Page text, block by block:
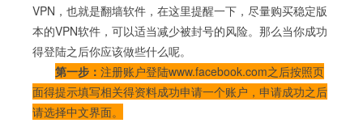
VPN，也就是翻墙软件，在这里提醒一下，尽量购买稳定版
本的VPN软件，可以适当减少被封号的风险。那么当你成功
得登陆之后你应该做些什么呢。
第一步： 注册账户登陆www.facebook.com之后按照页
面得提示填写相关得资料成功申请一个账户，申请成功之后
请选择中文界面。